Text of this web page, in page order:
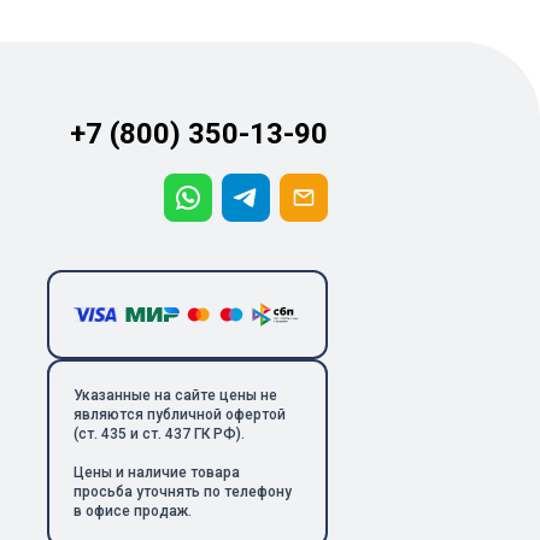
+7 (800) 350-13-90
Указанные на сайте цены не
являются публичной офертой
(ст. 435 и ст. 437 ГК РФ).
Цены и наличие товара
просьба уточнять по телефону
в офисе продаж.